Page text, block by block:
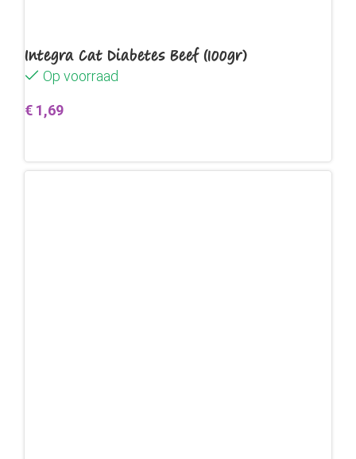
Integra Cat Diabetes Beef (100gr)
Op voorraad
€ 1,69